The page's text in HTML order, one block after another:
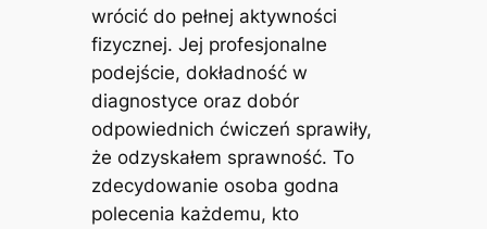
wrócić do pełnej aktywności
fizycznej. Jej profesjonalne
podejście, dokładność w
diagnostyce oraz dobór
odpowiednich ćwiczeń sprawiły,
że odzyskałem sprawność. To
zdecydowanie osoba godna
polecenia każdemu, kto